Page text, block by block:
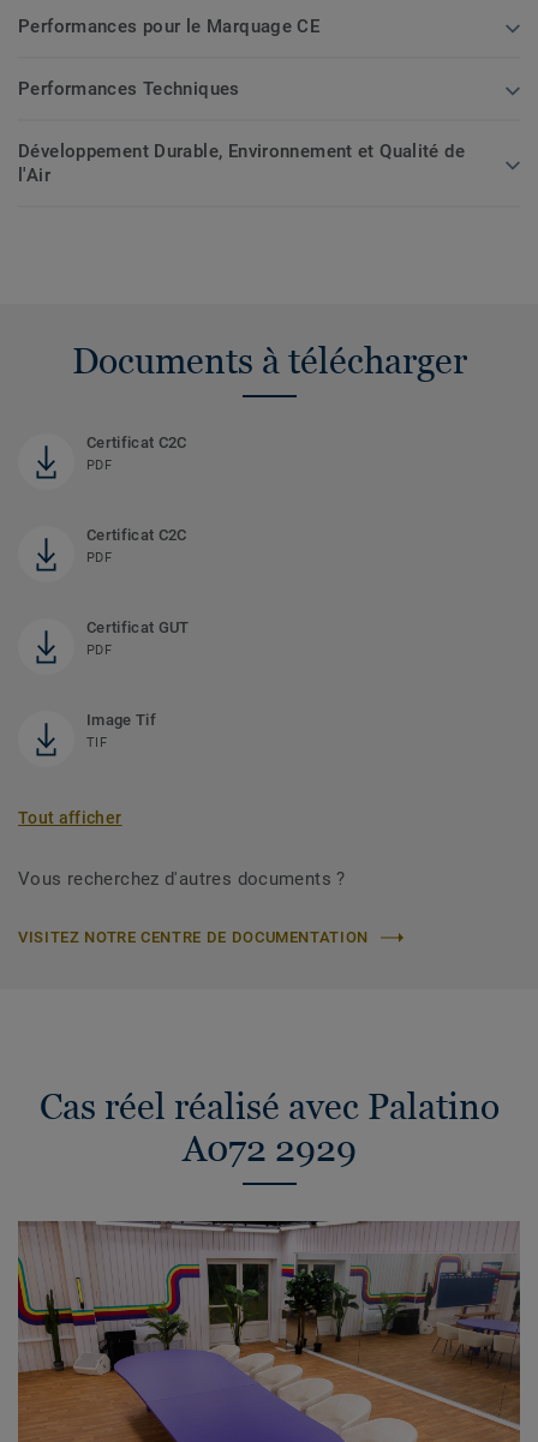
Performances pour le Marquage CE
Performances Techniques
Développement Durable, Environnement et Qualité de
l'Air
Documents à télécharger
Certificat C2C
PDF
Certificat C2C
PDF
Certificat GUT
PDF
Image Tif
TIF
Tout afficher
Vous recherchez d'autres documents ?
VISITEZ NOTRE CENTRE DE DOCUMENTATION
Cas réel réalisé avec Palatino
A072 2929